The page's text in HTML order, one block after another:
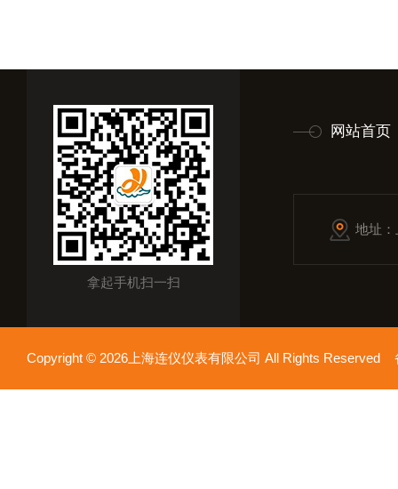
拿起手机扫一扫
网站首页
地址
Copyright © 2026上海连仪仪表有限公司 All Rights Reserved